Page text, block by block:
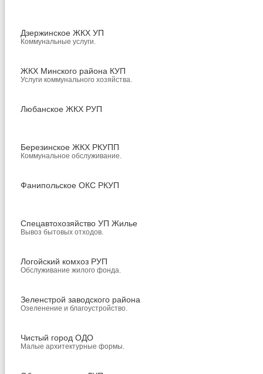
Дзержинское ЖКХ УП
Коммунальные услуги.
ЖКХ Минского района КУП
Услуги коммунального хозяйства.
Любанское ЖКХ РУП
Березинское ЖКХ РКУПП
Коммунальное обслуживание.
Фанипольское ОКС РКУП
Спецавтохозяйство УП Жилье
Вывоз бытовых отходов.
Логойский комхоз РУП
Обслуживание жилого фонда.
Зеленстрой заводского района
Озеленение и благоустройство.
Чистый город ОДО
Малые архитектурные формы.